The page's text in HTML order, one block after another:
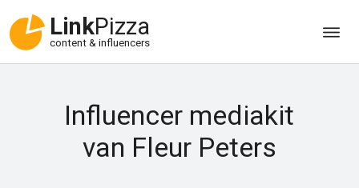
LinkPizza
content & influencers
Influencer mediakit
van Fleur Peters